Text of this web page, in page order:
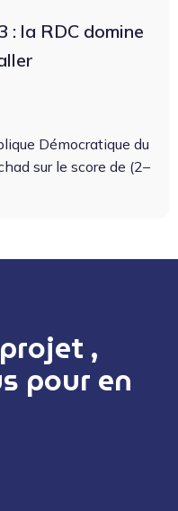
: la RDC domine
Démoc­ra­tique du
sur le score de (2–
,
pour en